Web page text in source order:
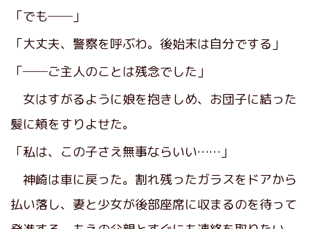
「でも──」
「大丈夫、警察を呼ぶわ。後始末は自分でする」
「──ご主人のことは残念でした」
女はすがるように娘を抱きしめ、お団子に結った
髪に頬をすりよせた。
「私は、この子さえ無事ならいい……」
神崎は車に戻った。割れ残ったガラスをドアから
払い落し、妻と少女が後部座席に収まるのを待って